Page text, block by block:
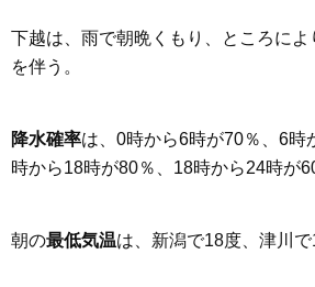
下越は、雨で朝晩くもり、ところに
を伴う。
降水確率は、0時から6時が70％、6時
時から18時が80％、18時から24時が
朝の最低気温は、新潟で18度、津川で